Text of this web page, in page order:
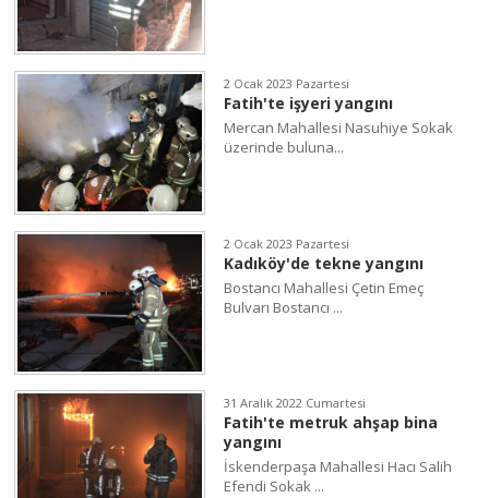
2 Ocak 2023 Pazartesi
Fatih'te işyeri yangını
Mercan Mahallesi Nasuhiye Sokak
üzerinde buluna...
2 Ocak 2023 Pazartesi
Kadıköy'de tekne yangını
Bostancı Mahallesi Çetin Emeç
Bulvarı Bostancı ...
31 Aralık 2022 Cumartesi
Fatih'te metruk ahşap bina
yangını
İskenderpaşa Mahallesi Hacı Salih
Efendi Sokak ...